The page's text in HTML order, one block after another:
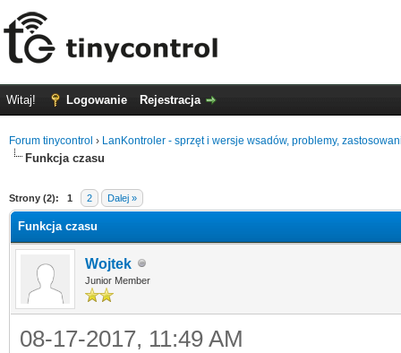
Witaj! Logowanie Rejestracja
Forum tinycontrol › LanKontroler - sprzęt i wersje wsadów, problemy,
Funkcja czasu
Strony (2): 1 2 Dalej »
Funkcja czasu
Wojtek
Junior Member
08-17-2017, 11:49 AM